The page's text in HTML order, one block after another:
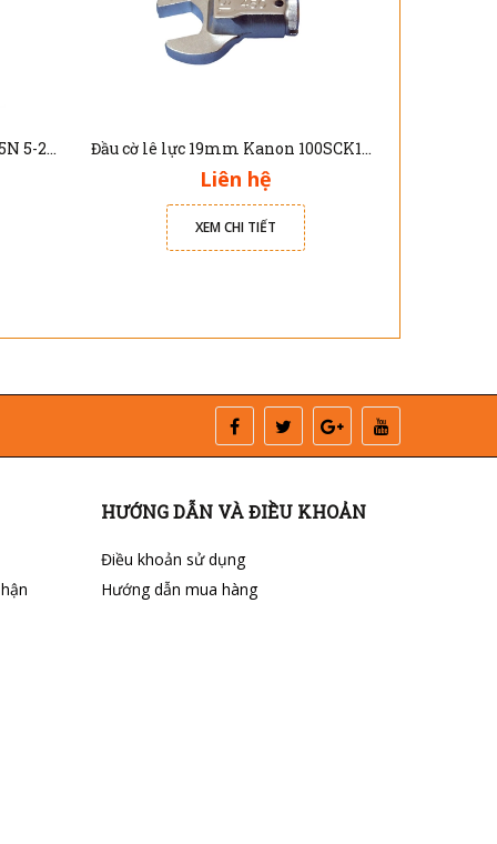
Cần siết cân lực 3/8" TE-305025N 5-25Nm Đầu cờ lê lực 19mm Kanon 100SCK19 - dùng cho cần xiết lực N100LCK
Liên hệ
XEM CHI TIẾT
HƯỚNG DẪN VÀ ĐIỀU KHOẢN
Điều khoản sử dụng
Hướng dẫn mua hàng